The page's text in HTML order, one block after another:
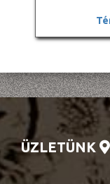
ÜZLETÜNK